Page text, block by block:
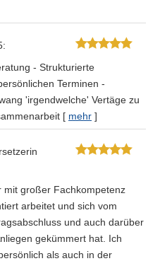
- Strukturierte
Terminen -
'irgendwelche' Vertäge zu
[ mehr ]
mit großer Fachkompetenz
arbeitet und sich vom
und auch darüber
gekümmert hat. Ich
als auch in der